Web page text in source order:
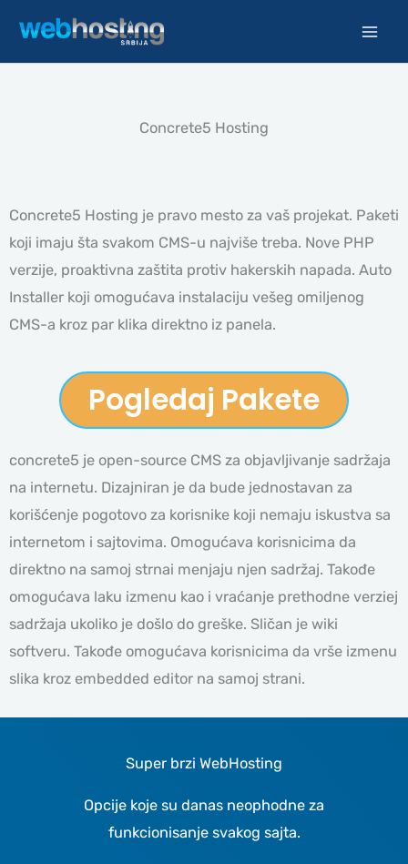
sadržaj
Concrete5 Hosting
Concrete5 Hosting je pravo mesto za vaš projekat. Paketi
koji imaju šta svakom CMS-u najviše treba. Nove PHP
verzije, proaktivna zaštita protiv hakerskih napada. Auto
Installer koji omogućava instalaciju vešeg omiljenog
CMS-a kroz par klika direktno iz panela.
Pogledaj Pakete
concrete5 je open-source CMS za objavljivanje sadržaja
na internetu. Dizajniran je da bude jednostavan za
korišćenje pogotovo za korisnike koji nemaju iskustva sa
internetom i sajtovima. Omogućava korisnicima da
direktno na samoj strnai menjaju njen sadržaj. Takođe
omogućava laku izmenu kao i vraćanje prethodne verziej
sadržaja ukoliko je došlo do greške. Sličan je wiki
softveru. Takođe omogućava korisnicima da vrše izmenu
slika kroz embedded editor na samoj strani.
Super brzi WebHosting
Opcije koje su danas neophodne za
funkcionisanje svakog sajta.